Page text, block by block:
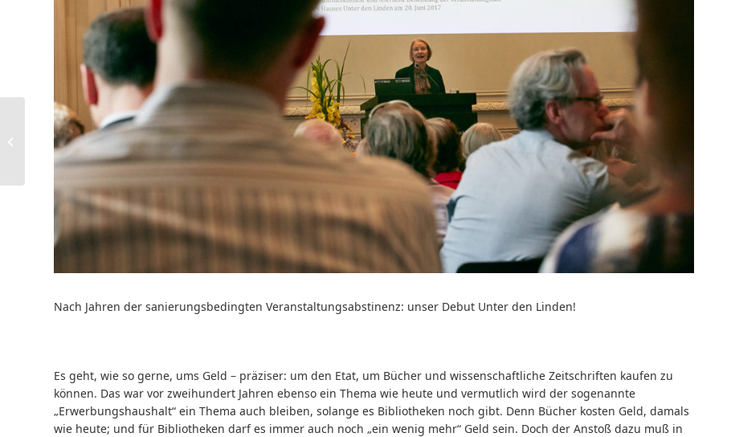
Nach Jahren der sanierungsbedingten Veranstaltungsabstinenz: unser Debut Unter den Linden!
Es geht, wie so gerne, ums Geld – präziser: um den Etat, um Bücher und wissenschaftliche Zeitschriften kaufen zu
können. Das war vor zweihundert Jahren ebenso ein Thema wie heute und vermutlich wird der sogenannte
„Erwerbungshaushalt“ ein Thema auch bleiben, solange es Bibliotheken noch gibt. Denn Bücher kosten Geld, damals
wie heute; und für Bibliotheken darf es immer auch noch „ein wenig mehr“ Geld sein. Doch der Anstoß dazu muß in
Bibliothekskonto
kurzfristig nicht
einsehbar